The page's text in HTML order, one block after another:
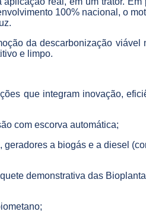
100% nacional, o
da descarbonização
e limpo.
que integram inovação,
com escorva automática;
a biogás e a diesel
demonstrativa das